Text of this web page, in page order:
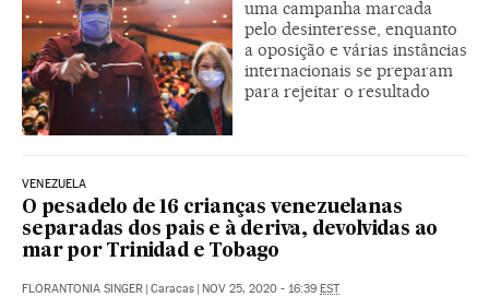
uma campanha marcada
pelo desinteresse, enquanto
a oposição e várias instâncias
internacionais se preparam
para rejeitar o resultado
VENEZUELA
O pesadelo de 16 crianças venezuelanas
separadas dos pais e à deriva, devolvidas ao
mar por Trinidad e Tobago
FLORANTONIA SINGER | Caracas | NOV 25, 2020 - 16:39 EST